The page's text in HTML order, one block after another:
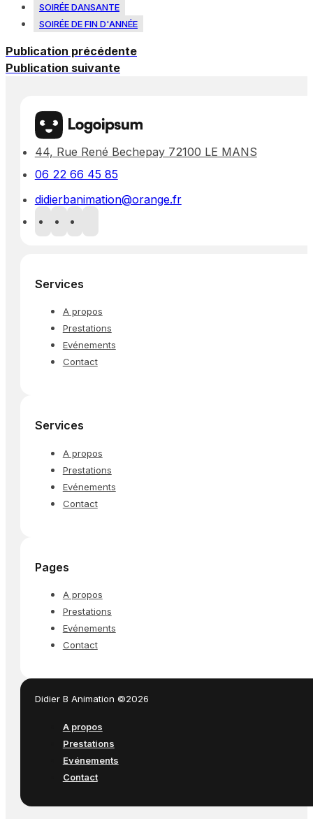
SOIRÉE DANSANTE
SOIRÉE DE FIN D'ANNÉE
Publication précédente
Publication suivante
44, Rue René Bechepay 72100 LE MANS
06 22 66 45 85
didierbanimation@orange.fr
Services
A propos
Prestations
Evénements
Contact
Services
A propos
Prestations
Evénements
Contact
Pages
A propos
Prestations
Evénements
Contact
Didier B Animation ©2026
A propos
Prestations
Evénements
Contact